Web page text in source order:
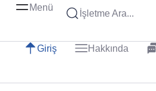
Menü
İşletme Ara...
Giriş Hakkında